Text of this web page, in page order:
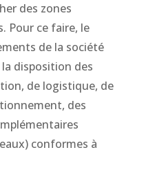
des zones
Pour ce faire, le
de la société
disposition des
de logistique, de
des
conformes à